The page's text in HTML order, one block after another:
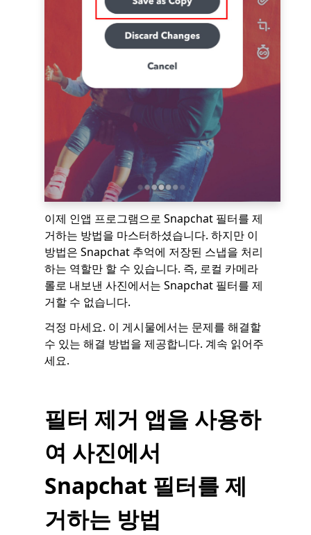
이제 인앱 프로그램으로 Snapchat 필터를 제
거하는 방법을 마스터하셨습니다. 하지만 이
방법은 Snapchat 추억에 저장된 스냅을 처리
하는 역할만 할 수 있습니다. 즉, 로컬 카메라
롤로 내보낸 사진에서는 Snapchat 필터를 제
거할 수 없습니다.
걱정 마세요. 이 게시물에서는 문제를 해결할
수 있는 해결 방법을 제공합니다. 계속 읽어주
세요.
필터 제거 앱을 사용하
여 사진에서
Snapchat 필터를 제
거하는 방법